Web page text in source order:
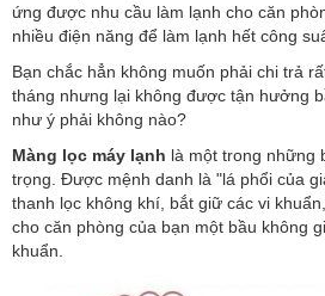
ứng được nhu cầu làm lạnh cho căn
nhiều điện năng để làm lạnh hết công
Bạn chắc hẳn không muốn phải chi trả
tháng nhưng lại không được tận hưởng
như ý phải không nào?
Màng lọc máy lạnh là một trong những
trọng. Được mệnh danh là "lá phổi của
thanh lọc không khí, bắt giữ các vi
cho căn phòng của bạn một bầu không
khuẩn.